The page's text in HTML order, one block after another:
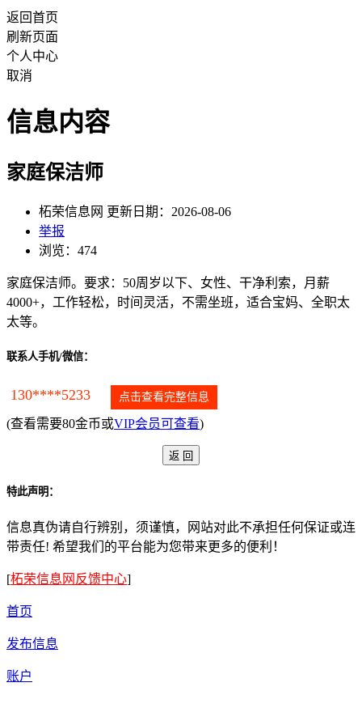
返回首页
刷新页面
个人中心
取消
信息内容
家庭保洁师
柘荣信息网 更新日期：2026-08-06
举报
浏览：474
家庭保洁师。要求：50周岁以下、女性、干净利索，月薪
4000+，工作轻松，时间灵活，不需坐班，适合宝妈、全职太
太等。
联系人手机/微信：
130****5233 点击查看完整信息
(查看需要80金币或VIP会员可查看)
特此声明：
信息真伪请自行辨别，须谨慎，网站对此不承担任何保证或连
带责任! 希望我们的平台能为您带来更多的便利！
[柘荣信息网反馈中心]
首页
发布信息
账户